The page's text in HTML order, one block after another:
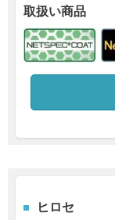
取扱い商品
ヒロセ